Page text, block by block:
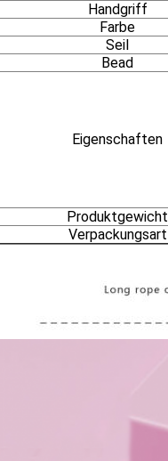
Handgriff
Farbe
Seil
Bead
Eigenschaften
Produktgewicht
Verpackungsart